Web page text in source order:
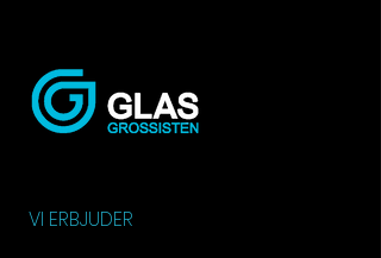
VI ERBJUDER